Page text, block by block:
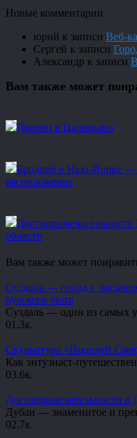
Новые комментарии
юрий к записи Веб-
Сергей к записи
Александр к записи
Вам также может
Дворец в Царицыно
Бродвей в Нью-Йорке —
расположение
Достопримечательности
области
Вам также может
Суздаль — город с
русского уюта
Суздаль — один из самых
01.3к.
Скульптура «Поцелуй
Как энтузиаст-
03.6к.
Достопримечательности в
Дубаи — знаменитое и
02.7к.